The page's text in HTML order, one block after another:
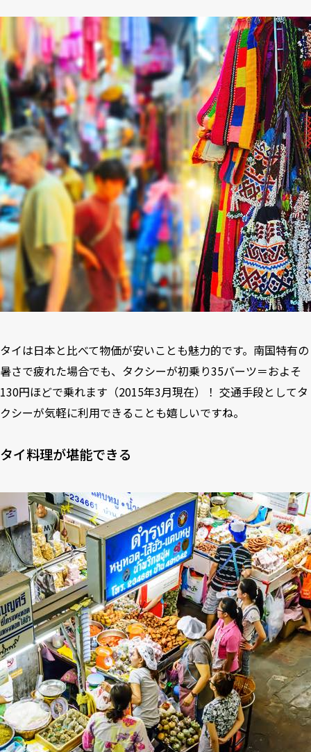
タイは日本と比べて物価が安いことも魅力的です。南国特有の
暑さで疲れた場合でも、タクシーが初乗り35バーツ＝およそ
130円ほどで乗れます（2015年3月現在）！ 交通手段としてタ
クシーが気軽に利用できることも嬉しいですね。
タイ料理が堪能できる